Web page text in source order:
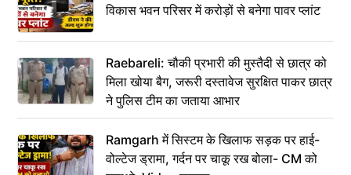
विकास भवन परिसर में करोड़ों से बनेगा पावर प्लांट
Raebareli: चौकी प्रभारी की मुस्तैदी से छात्र को
मिला खोया बैग, जरूरी दस्तावेज सुरक्षित पाकर छात्र
ने पुलिस टीम का जताया आभार
Ramgarh में सिस्टम के खिलाफ सड़क पर हाई-
वोल्टेज ड्रामा, गर्दन पर चाकू रख बोला- CM को